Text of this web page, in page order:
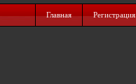
Главная Регистрация